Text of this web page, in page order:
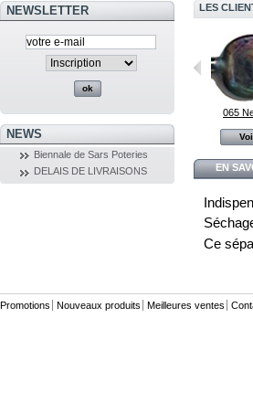
NEWSLETTER
NEWS
Biennale de Sars Poteries
DELAIS DE LIVRAISONS
LES
CIM 701 Ginger Chalumeau Alpha 065
EN
Ce
Promotions Nouveaux produits Meilleures ventes